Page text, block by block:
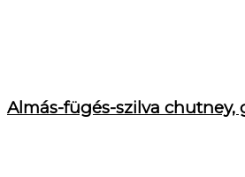
Almás-fügés-szilva chutney,